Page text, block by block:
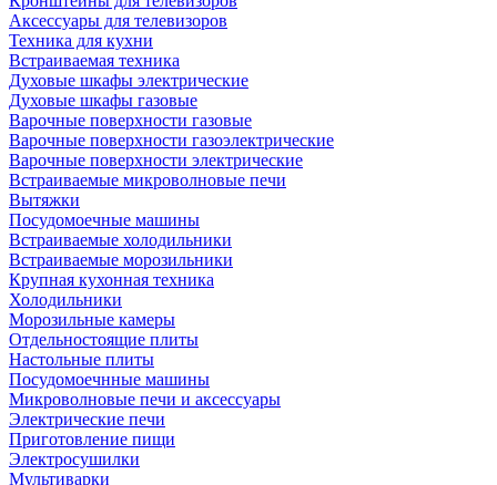
Аксессуары для телевизоров
Техника для кухни
Встраиваемая техника
Духовые шкафы электрические
Духовые шкафы газовые
Варочные поверхности газовые
Варочные поверхности газоэлектрические
Варочные поверхности электрические
Встраиваемые микроволновые печи
Вытяжки
Посудомоечные машины
Встраиваемые холодильники
Встраиваемые морозильники
Крупная кухонная техника
Холодильники
Морозильные камеры
Отдельностоящие плиты
Настольные плиты
Посудомоечнные машины
Микроволновые печи и аксессуары
Электрические печи
Приготовление пищи
Электросушилки
Мультиварки